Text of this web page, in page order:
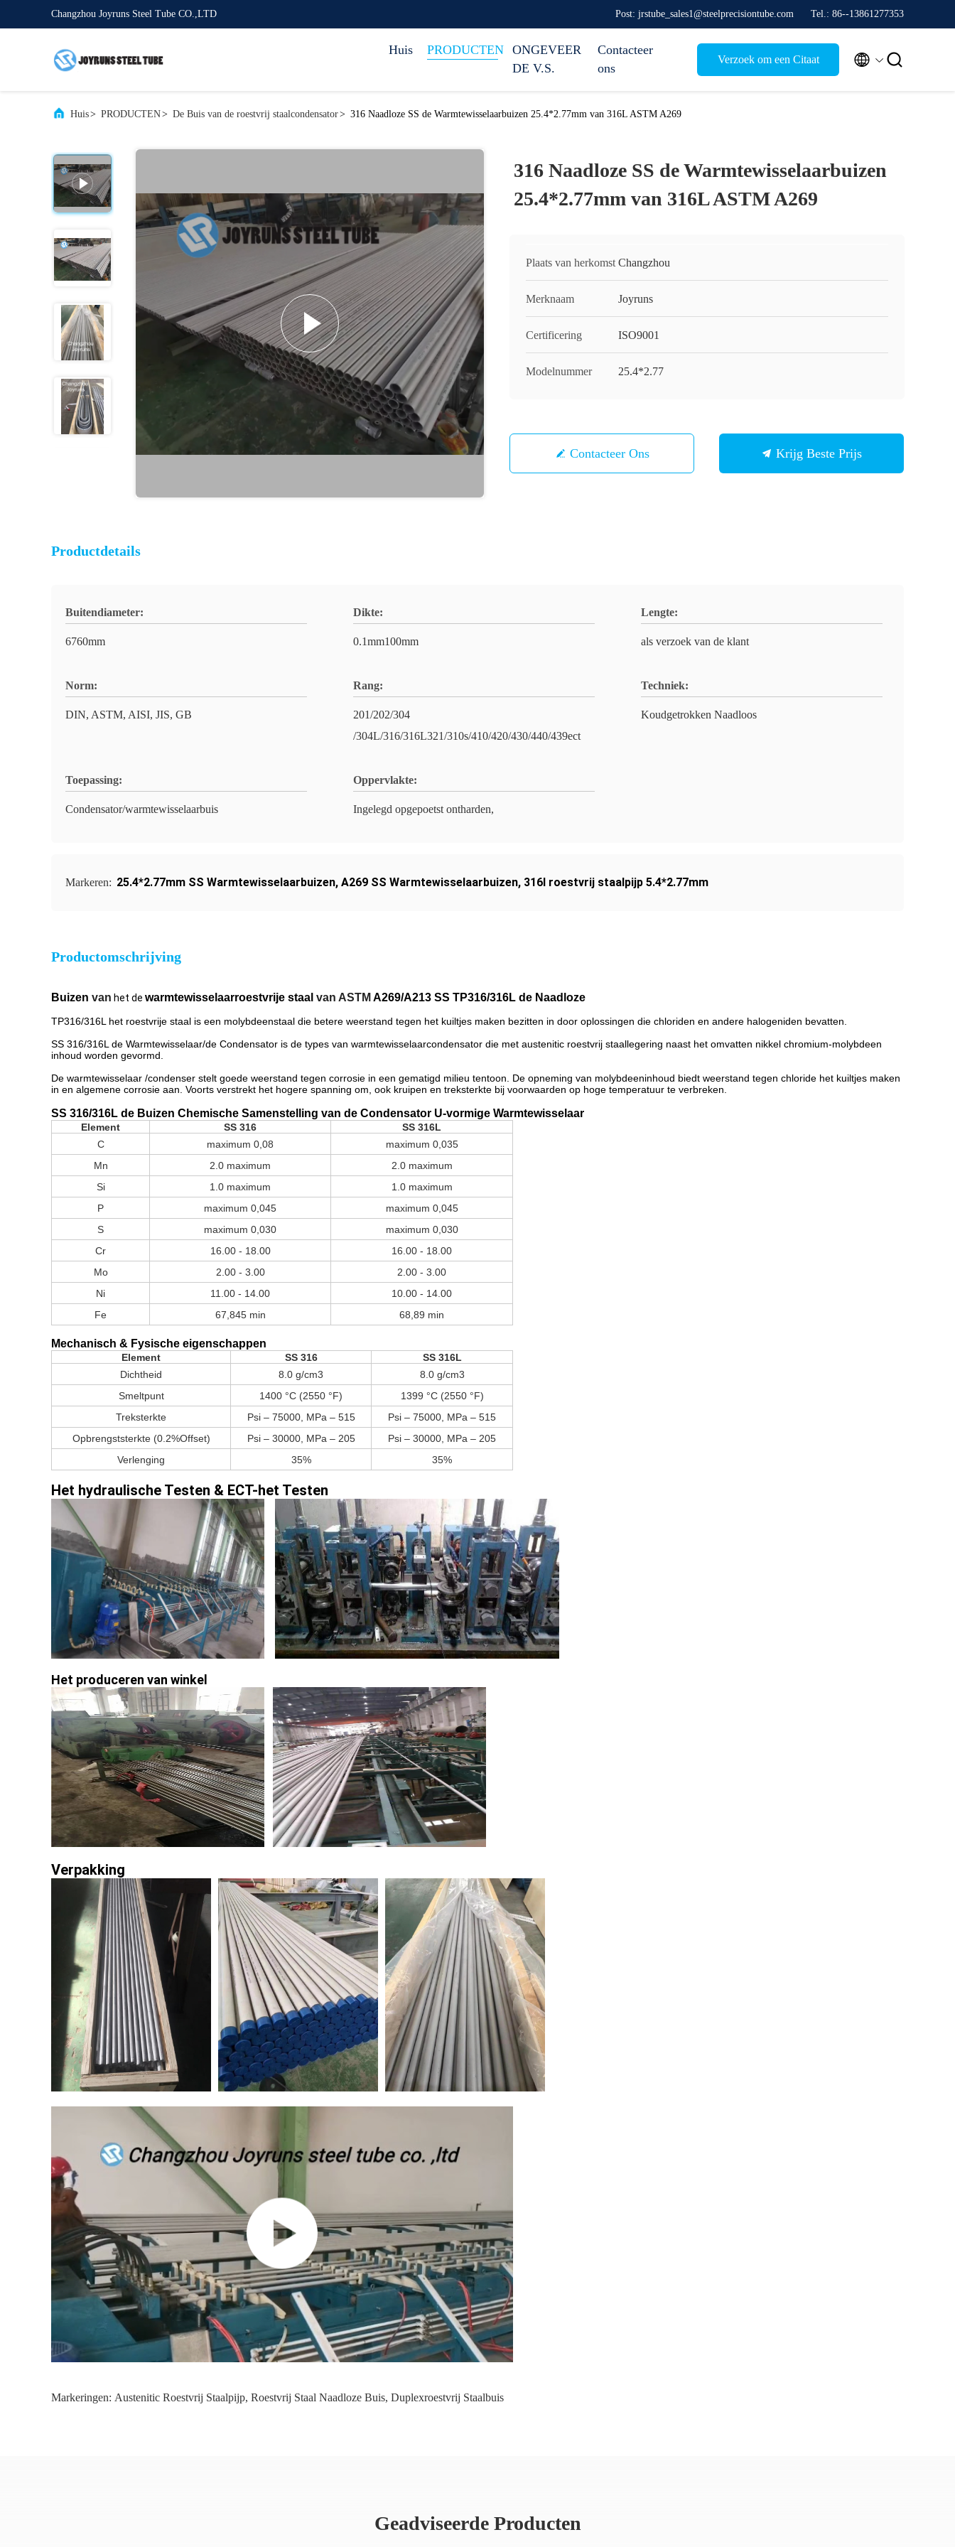
Changzhou Joyruns Steel Tube CO.,LTD Post: jrstube_sales1@steelprecisiontube.com Tel.: 86--13861277353
Huis PRODUCTEN ONGEVEER
DE V.S.
Contacteer
ons
Verzoek om een Citaat  
Huis> PRODUCTEN> De Buis van de roestvrij staalcondensator> 316 Naadloze SS de Warmtewisselaarbuizen 25.4*2.77mm van 316L ASTM A269
316 Naadloze SS de Warmtewisselaarbuizen
25.4*2.77mm van 316L ASTM A269
Plaats van herkomst Changzhou
Merknaam Joyruns
Certificering ISO9001
Modelnummer 25.4*2.77
Contacteer Ons Krijg Beste Prijs
Productdetails
Buitendiameter:
6760mm
Dikte:
0.1mm100mm
Lengte:
als verzoek van de klant
Norm:
DIN, ASTM, AISI, JIS, GB
Rang:
201/202/304
/304L/316/316L321/310s/410/420/430/440/439ect
Techniek:
Koudgetrokken Naadloos
Toepassing:
Condensator/warmtewisselaarbuis
Oppervlakte:
Ingelegd opgepoetst ontharden,
Markeren: 25.4*2.77mm SS Warmtewisselaarbuizen, A269 SS Warmtewisselaarbuizen, 316l roestvrij staalpijp 5.4*2.77mm
Productomschrijving
Buizen van het de warmtewisselaarroestvrije staal van ASTM A269/A213 SS TP316/316L de Naadloze
TP316/316L het roestvrije staal is een molybdeenstaal die betere weerstand tegen het kuiltjes maken bezitten in door oplossingen die chloriden en andere halogeniden bevatten.
SS 316/316L de Warmtewisselaar/de Condensator is de types van warmtewisselaarcondensator die met austenitic roestvrij staallegering naast het omvatten nikkel chromium-molybdeen
inhoud worden gevormd.
De warmtewisselaar /condenser stelt goede weerstand tegen corrosie in een gematigd milieu tentoon. De opneming van molybdeeninhoud biedt weerstand tegen chloride het kuiltjes maken
in en algemene corrosie aan. Voorts verstrekt het hogere spanning om, ook kruipen en treksterkte bij voorwaarden op hoge temperatuur te verbreken.
SS 316/316L de Buizen Chemische Samenstelling van de Condensator U-vormige Warmtewisselaar
Element SS 316
SS 316L
C
maximum 0,08
maximum 0,035
Mn
2.0 maximum
2.0 maximum
Si
1.0 maximum
1.0 maximum
P
maximum 0,045
maximum 0,045
S
maximum 0,030
maximum 0,030
Cr
16.00 - 18.00
16.00 - 18.00
Mo
2.00 - 3.00
2.00 - 3.00
Ni
11.00 - 14.00
10.00 - 14.00
Fe
67,845 min 68,89 min
Mechanisch & Fysische eigenschappen
Element SS 316
SS 316L
Dichtheid
8.0 g/cm3
8.0 g/cm3
Smeltpunt
1400 °C (2550 °F)
1399 °C (2550 °F)
Treksterkte
Psi – 75000, MPa – 515
Psi – 75000, MPa – 515
Opbrengststerkte (0.2%Offset)
Psi – 30000, MPa – 205
Psi – 30000, MPa – 205
Verlenging
35% 35%
Het hydraulische Testen & ECT-het Testen
Het produceren van winkel
Verpakking
Markeringen: Austenitic Roestvrij Staalpijp, Roestvrij Staal Naadloze Buis, Duplexroestvrij Staalbuis
Geadviseerde Producten